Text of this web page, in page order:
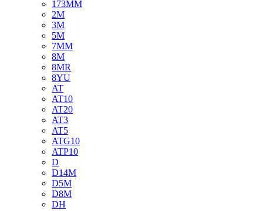
173MM
2M
3M
5M
7MM
8M
8MR
8YU
AT
AT10
AT20
AT3
AT5
ATG10
ATP10
D
D14M
D5M
D8M
DH